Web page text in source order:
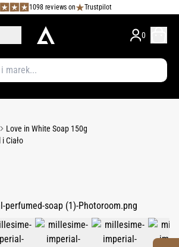
1098 reviews on Trustpilot
0
Love in White Soap 150g
Ciało